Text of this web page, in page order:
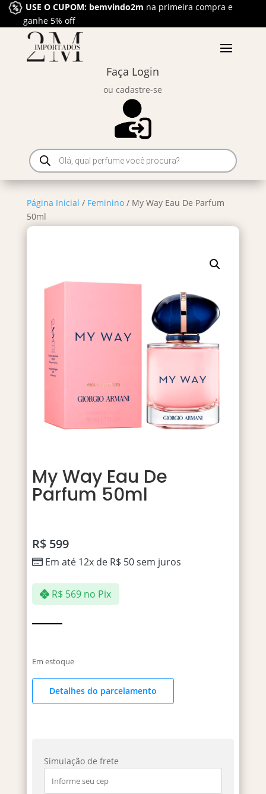
USE O CUPOM: bemvindo2m na primeira compra e
ganhe 5% off
Faça Login
ou cadastre-se
Pesquisar
produtos
Página Inicial / Feminino/ My Way Eau De Parfum
50ml
My Way Eau De
Parfum 50ml
R$599
Em até 12x de R$ 50sem juros
R$ 569 no Pix
Em estoque
Detalhes do parcelamento
Simulação de frete